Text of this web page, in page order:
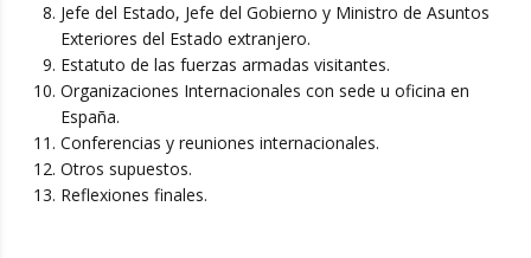
Jefe del Estado, Jefe del Gobierno y Ministro de Asuntos
Exteriores del Estado extranjero.
Estatuto de las fuerzas armadas visitantes.
Organizaciones Internacionales con sede u oficina en
España.
Conferencias y reuniones internacionales.
Otros supuestos.
Reflexiones finales.